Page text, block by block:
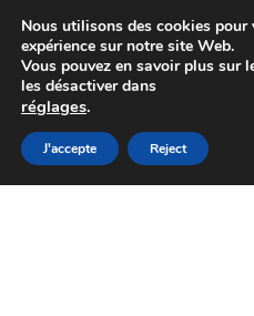
Colissimo
Du lundi au
Aller
à
Aller
au
Nous utilisons des cookies
expérience sur notre site Web.
Vous pouvez en savoir plus sur
les désactiver dans
réglages.
J'accepte Reject